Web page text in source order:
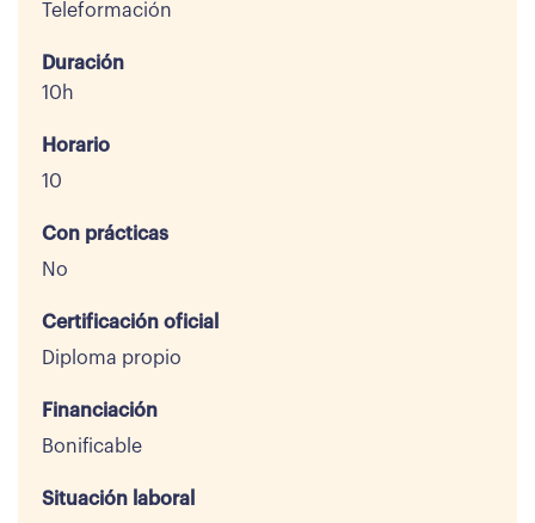
Teleformación
Duración
10h
Horario
10
Con prácticas
No
Certificación oficial
Diploma propio
Financiación
Bonificable
Situación laboral